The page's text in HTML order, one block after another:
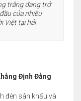
trắng đang trở
của nhiều
Việt tại hải
Định Đẳng
đèn sân khấu và